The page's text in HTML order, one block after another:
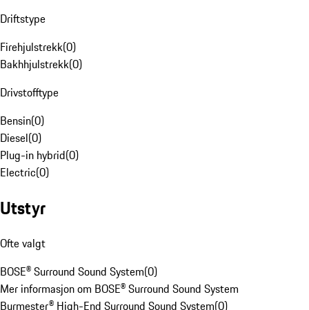
Driftstype
Firehjulstrekk(0)
Bakhhjulstrekk(0)
Drivstofftype
Bensin(0)
Diesel(0)
Plug-in hybrid(0)
Electric(0)
Utstyr
Ofte valgt
BOSE® Surround Sound System(0)
Mer informasjon om BOSE® Surround Sound System
Burmester® High-End Surround Sound System(0)